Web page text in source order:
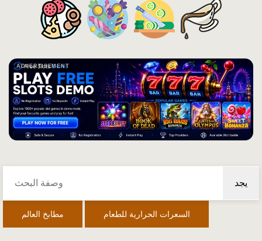
ADVERTISEMENT
يجد
مطابخ العالم السعرات الحرارية للطعام